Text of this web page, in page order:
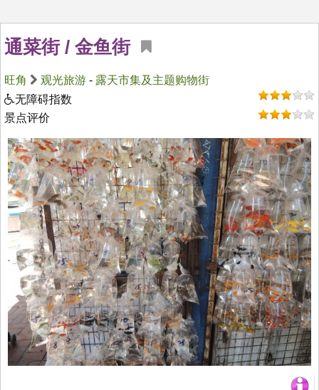
通菜街 / 金鱼街
旺角 观光旅游 - 露天市集及主题购物街
无障碍指数
景点评价